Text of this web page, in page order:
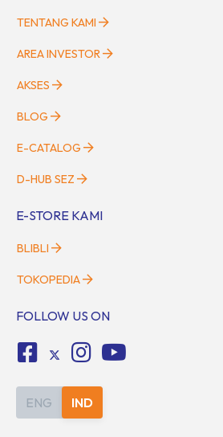
TENTANG KAMI
AREA INVESTOR
AKSES
BLOG
E-CATALOG
D-HUB SEZ
E-STORE KAMI
BLIBLI
TOKOPEDIA
FOLLOW US ON
ENG IND